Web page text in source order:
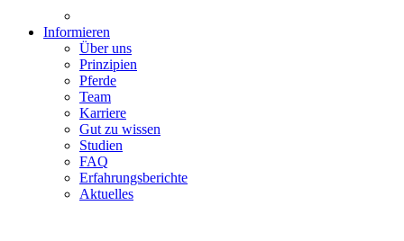
Informieren
Über uns
Prinzipien
Pferde
Team
Karriere
Gut zu wissen
Studien
FAQ
Erfahrungsberichte
Aktuelles